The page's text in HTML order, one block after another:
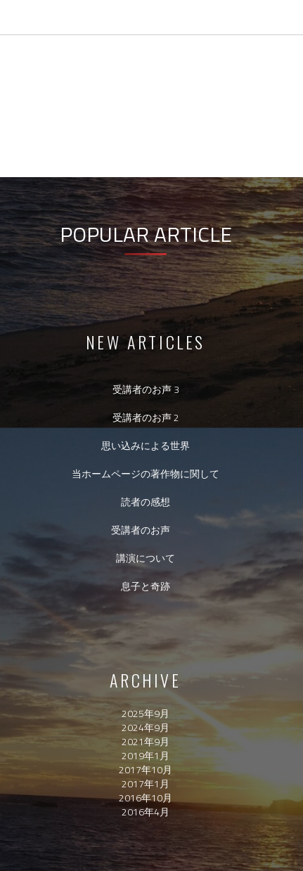
POPULAR ARTICLE
NEW ARTICLES
受講者のお声 3
受講者のお声 2
思い込みによる世界
当ホームページの著作物に関して
読者の感想
受講者のお声
講演について
息子と奇跡
ARCHIVE
2025年9月
2024年9月
2021年9月
2019年1月
2017年10月
2017年1月
2016年10月
2016年4月